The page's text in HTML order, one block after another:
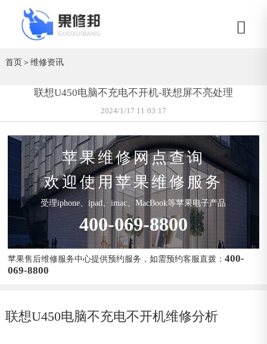
首页＞维修资讯
联想U450电脑不充电不开机-联想屏不亮处理
2024/1/17 11:03:17
苹果维修网点查询
欢迎使用苹果维修服务
受理iphone、ipad、imac、MacBook等苹果电子产品
400-069-8800
苹果售后维修服务中心提供预约服务，如需预约客服直拨：400-
069-8800
联想U450电脑不充电不开机维修分析